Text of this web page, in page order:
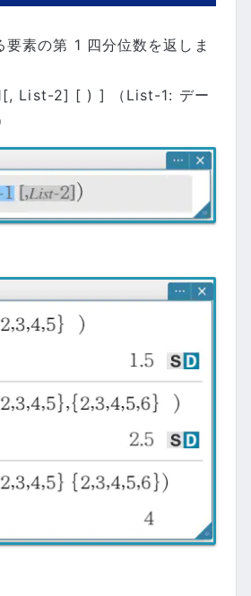
要素の第 1 四分位数を返しま
List-2] [ ) ] （List-1: デー